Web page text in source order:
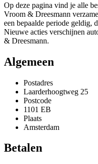
Op deze pagina vind je alle
Vroom & Dreesmann
een bepaalde periode geldig,
Nieuwe acties verschijnen
& Dreesmann.
Algemeen
Postadres
Laarderhoogtweg 25
Postcode
1101 EB
Plaats
Amsterdam
Betalen